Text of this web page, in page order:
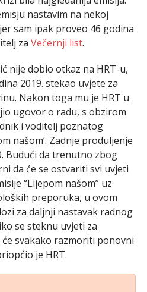
nastavim na nekoj
sam ipak proveo 46 godina
za Večernji list.
nije dobio otkaz na HRT-u,
2019. stekao uvjete za
Nakon toga mu je HRT u
ugovor o radu, s obzirom
i voditelj poznatog
našom’. Zadnje produljenje
Budući da trenutno zbog
da će se ostvariti svi uvjeti
“Lijepom našom” uz
preporuka, u ovom
za daljnji nastavak radnog
se steknu uvjeti za
svakako razmoriti ponovni
je HRT.